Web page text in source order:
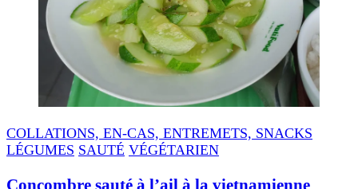
COLLATIONS, EN-CAS, ENTREMETS, SNACKS
LÉGUMES SAUTÉ VÉGÉTARIEN
Concombre sauté à l’ail à la vietnamienne